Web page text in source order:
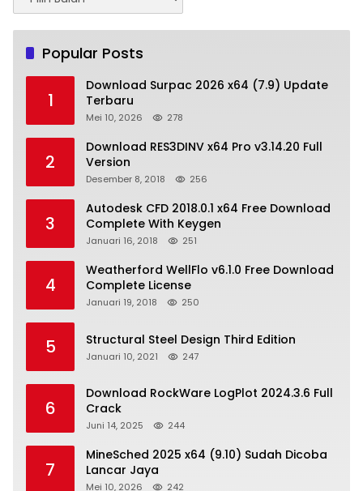
Popular Posts
1
Download Surpac 2026 x64 (7.9) Update
Terbaru
Mei 10, 2026 278
2
Download RES3DINV x64 Pro v3.14.20 Full
Version
Desember 8, 2018 256
3
Autodesk CFD 2018.0.1 x64 Free Download
Complete With Keygen
Januari 16, 2018 251
4
Weatherford WellFlo v6.1.0 Free Download
Complete License
Januari 19, 2018 250
5 Structural Steel Design Third Edition
Januari 10, 2021 247
6
Download RockWare LogPlot 2024.3.6 Full
Crack
Juni 14, 2025 244
7
MineSched 2025 x64 (9.10) Sudah Dicoba
Lancar Jaya
Mei 10, 2026 242